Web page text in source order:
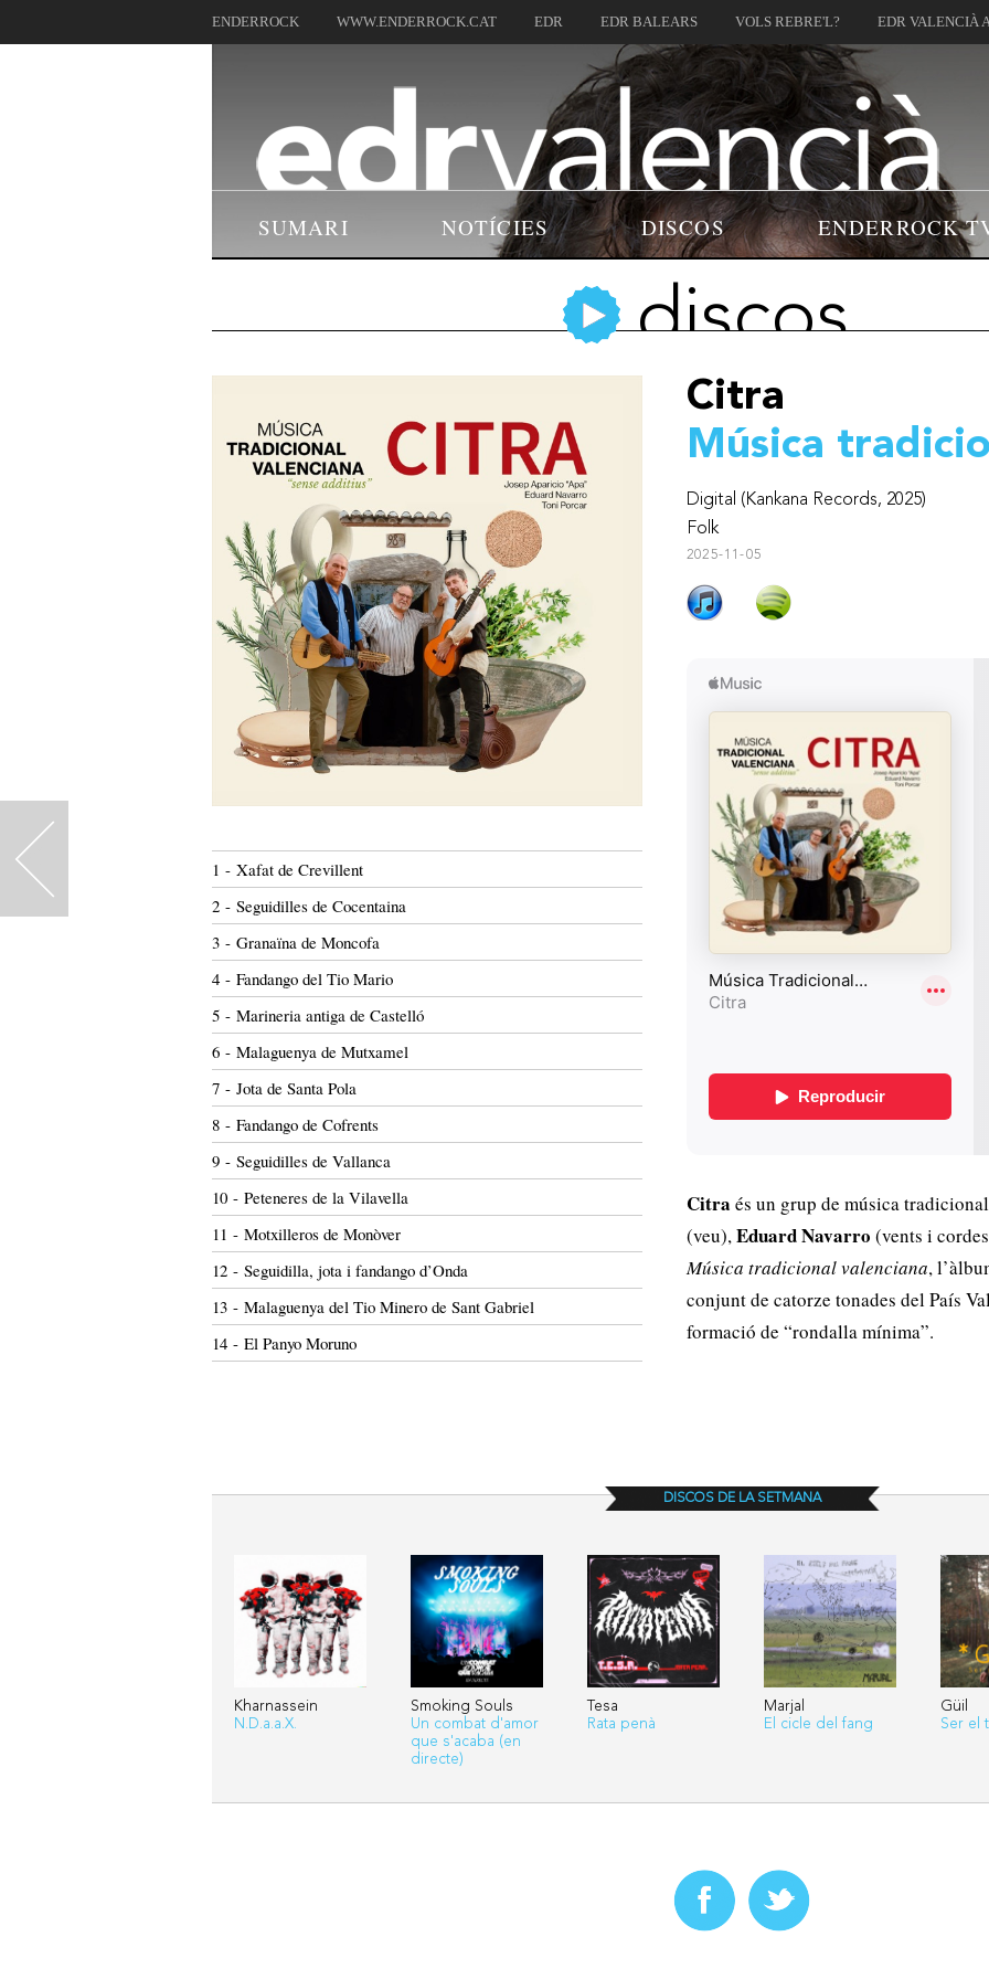
ENDERROCK WWW.ENDERROCK.CAT EDR EDR BALEARS VOLS REBRE'L? EDR VALENCIÀ
SUMARI NOTÍCIES DISCOS ENDERROCK
<
discos
1 - Xafat de Crevillent
2 - Seguidilles de Cocentaina
3 - Granaïna de Moncofa
4 - Fandango del Tio Mario
5 - Marineria antiga de Castelló
6 - Malaguenya de Mutxamel
7 - Jota de Santa Pola
8 - Fandango de Cofrents
9 - Seguidilles de Vallanca
10 - Peteneres de la Vilavella
11 - Motxilleros de Monòver
12 - Seguidilla, jota i fandango d’Onda
13 - Malaguenya del Tio Minero de Sant Gabriel
14 - El Panyo Moruno
Citra
Música
Digital (Kankana Records, 2025)
Folk
2025-11-05
Citra és un grup de música
(veu),Eduard Navarro (vents i
Música tradicional valenciana,
conjunt de catorze tonades del País
formació de “rondalla mínima”.
DISCOS DE LA SETMANA
Kharnassein
N.D.a.a.X.
Smoking Souls
Un combat d'amor
que s'acaba (en
directe)
Tesa
Rata penà
Marjal
El cicle del fang
Güil
Ser el